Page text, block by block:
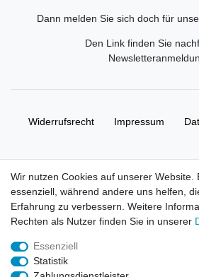
Dann melden Sie sich doch für
Den Link finden Sie
Widerrufs­recht Impressum
© Copyright 2026 | Alle Rechte
Handelsgesellschaft mbH.
Alle Markennamen, Warenzeichen sowie
und Beschreibungen sind Eigentum Ihrer
Wir nutzen Cookies auf unserer Website.
essenziell, während andere uns helfen,
Erfahrung zu verbessern. Weitere
Rechten als Nutzer finden Sie in unserer
Essenziell
Statistik